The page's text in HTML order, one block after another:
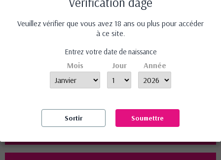
Livraison offerte dés 50 € d'achat
Veuillez vérifier que vous avez 18 ans ou plus pour accéder
à ce site.
Entrez votre date de naissance
Mois Jour Année
Sortir Soumettre